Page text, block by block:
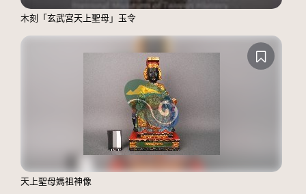
木刻「玄武宮天上聖母」玉令
天上聖母媽祖神像